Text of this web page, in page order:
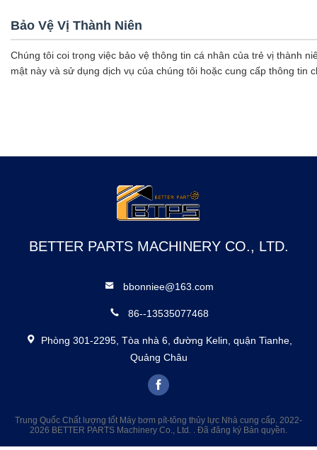
Bảo Vệ Vị Thành Niên
Chúng tôi coi trọng việc bảo vệ thông tin cá nhân của trẻ vị thành
mật này và sử dụng dịch vụ của chúng tôi hoặc cung cấp thông
BETTER PARTS MACHINERY CO., LTD.
bbonniee@163.com
86--13535077468
Phòng 301-2295, Tòa nhà 6, đường Kelin, quận Tianhe,
Quảng Châu
Trung Quốc Chất lượng tốt Máy bơm pít-tông thủy lực Nhà cung cấp. 2022-
2026 BETTER PARTS Machinery Co., Ltd. . Đã đăng ký Bản quyền.